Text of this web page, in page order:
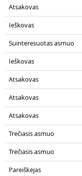
Atsakovas
Ieškovas
Suinteresuotas asmuo
Ieškovas
Atsakovas
Atsakovas
Atsakovas
Trečiasis asmuo
Trečiasis asmuo
Pareiškėjas